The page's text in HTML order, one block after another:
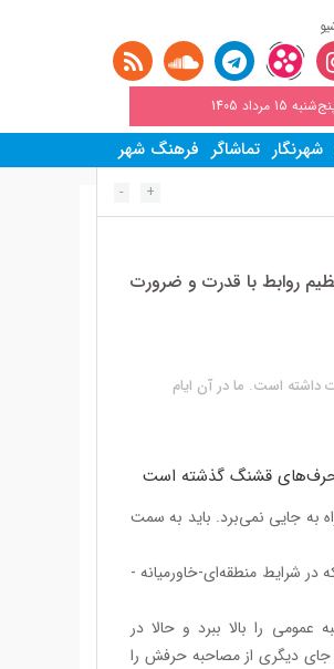
شهرنگار تماشاگر فرهنگ شهر
+
-
روابط با قدرت و ضرورت
چون اگر آمار و ارقام را در سال68 بررسی کنیم، هر ایرانی، 50درصد یک ایرانی در سال56 ثروت داشته است. ما در آن ایام
به جایی نمی‌برد. باید به سمت
شرایط منطقه‌ای-خاورمیانه -
عمومی را بالا ببرد و حالا در
جای دیگری از مصاحبه حرفش را